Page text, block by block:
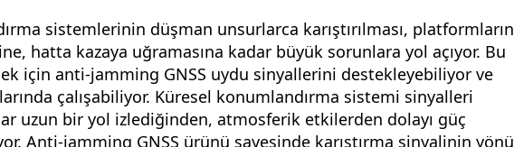
sistemlerinin düşman unsurlarca karıştırılması, platformların
hatta kazaya uğramasına kadar büyük sorunlara yol açıyor. Bu
için anti-jamming GNSS uydu sinyallerini destekleyebiliyor ve
çalışabiliyor. Küresel konumlandırma sistemi sinyalleri
uzun bir yol izlediğinden, atmosferik etkilerden dolayı güç
Anti-jamming GNSS ürünü sayesinde karıştırma sinyalinin yönü